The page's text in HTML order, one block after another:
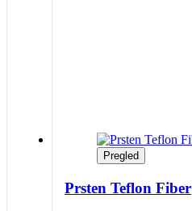
Pregled
Prsten Teflon Fiber